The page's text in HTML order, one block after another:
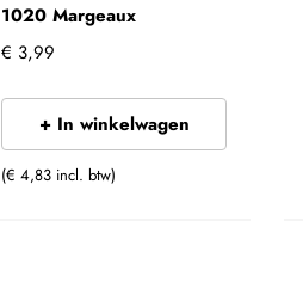
1020 Margeaux
€ 3,99
+ In winkelwagen
(€ 4,83 incl. btw)